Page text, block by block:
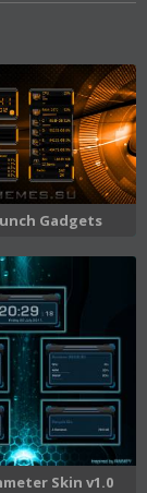
Gadgets
Skin v1.0